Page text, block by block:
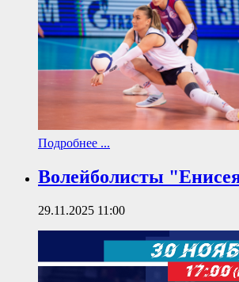
Подробнее ...
Волейболисты
29.11.2025 11:00